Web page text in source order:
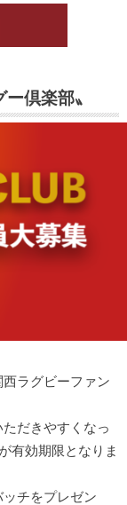
倶楽部〟
ラグビーファン
だきやすくなっ
有効期限となりま
チをプレゼン